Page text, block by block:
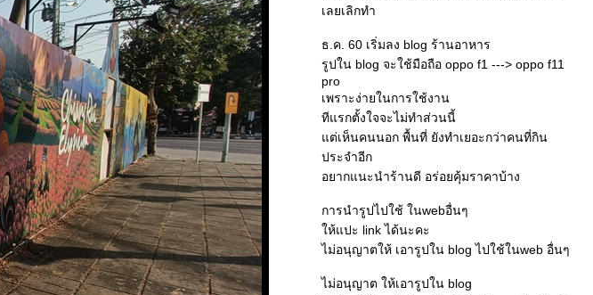
เลยเลิกทำ
ธ.ค. 60 เริ่มลง blog ร้านอาหาร
รูปใน blog จะใช้มือถือ oppo f1 ---> oppo f11
pro
เพราะง่ายในการใช้งาน
ทีแรกตั้งใจจะไม่ทำส่วนนี้
ต่เห็นคนนอก พื้นที่ ยังทำเยอะกว่าคนที่กิน
ประจำอีก
อยากแนะนำร้านดี อร่อยคุ้มราคาบ้าง
การนำรูปไปใช้ ในwebอื่นๆ
ห้แปะ link ได้นะคะ
ไม่อนุญาตให้ เอารูปใน blog ไปใช้ในweb อื่นๆ
ไม่อนุญาต ให้เอารูปใน blog